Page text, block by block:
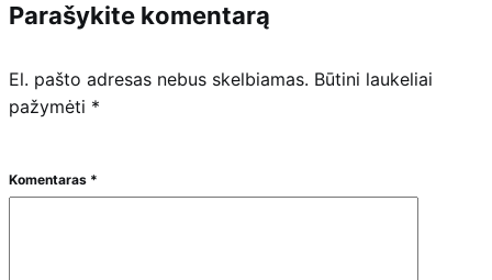
Parašykite komentarą
El. pašto adresas nebus skelbiamas. Būtini laukeliai
pažymėti *
Komentaras *